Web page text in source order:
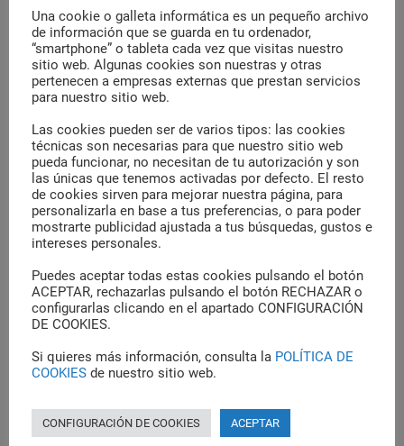
Enfermedades Dentales
Estética dental
Higiene Dental
Implantes
Ortodoncia
Pediatría
Prótesis Dental
Salud Bucodental
Tratamientos dentales
Etiquetas
alimentación blanqueamiento dental
Una cookie o galleta informática es un pequeño archivo
de información que se guarda en tu ordenador,
“smartphone” o tableta cada vez que visitas nuestro
sitio web. Algunas cookies son nuestras y otras
pertenecen a empresas externas que prestan servicios
para nuestro sitio web.
Las cookies pueden ser de varios tipos: las cookies
técnicas son necesarias para que nuestro sitio web
pueda funcionar, no necesitan de tu autorización y son
las únicas que tenemos activadas por defecto. El resto
de cookies sirven para mejorar nuestra página, para
personalizarla en base a tus preferencias, o para poder
mostrarte publicidad ajustada a tus búsquedas, gustos e
intereses personales.
Puedes aceptar todas estas cookies pulsando el botón
ACEPTAR, rechazarlas pulsando el botón RECHAZAR o
configurarlas clicando en el apartado CONFIGURACIÓN
DE COOKIES.
Si quieres más información, consulta la POLÍTICA DE
COOKIES de nuestro sitio web.
CONFIGURACIÓN DE COOKIES ACEPTAR